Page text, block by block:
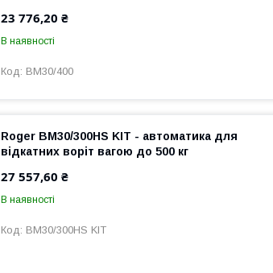
23 776,20 ₴
В наявності
BM30/400
Roger BM30/300HS KIT - автоматика для
відкатних воріт вагою до 500 кг
27 557,60 ₴
В наявності
BM30/300HS KIT